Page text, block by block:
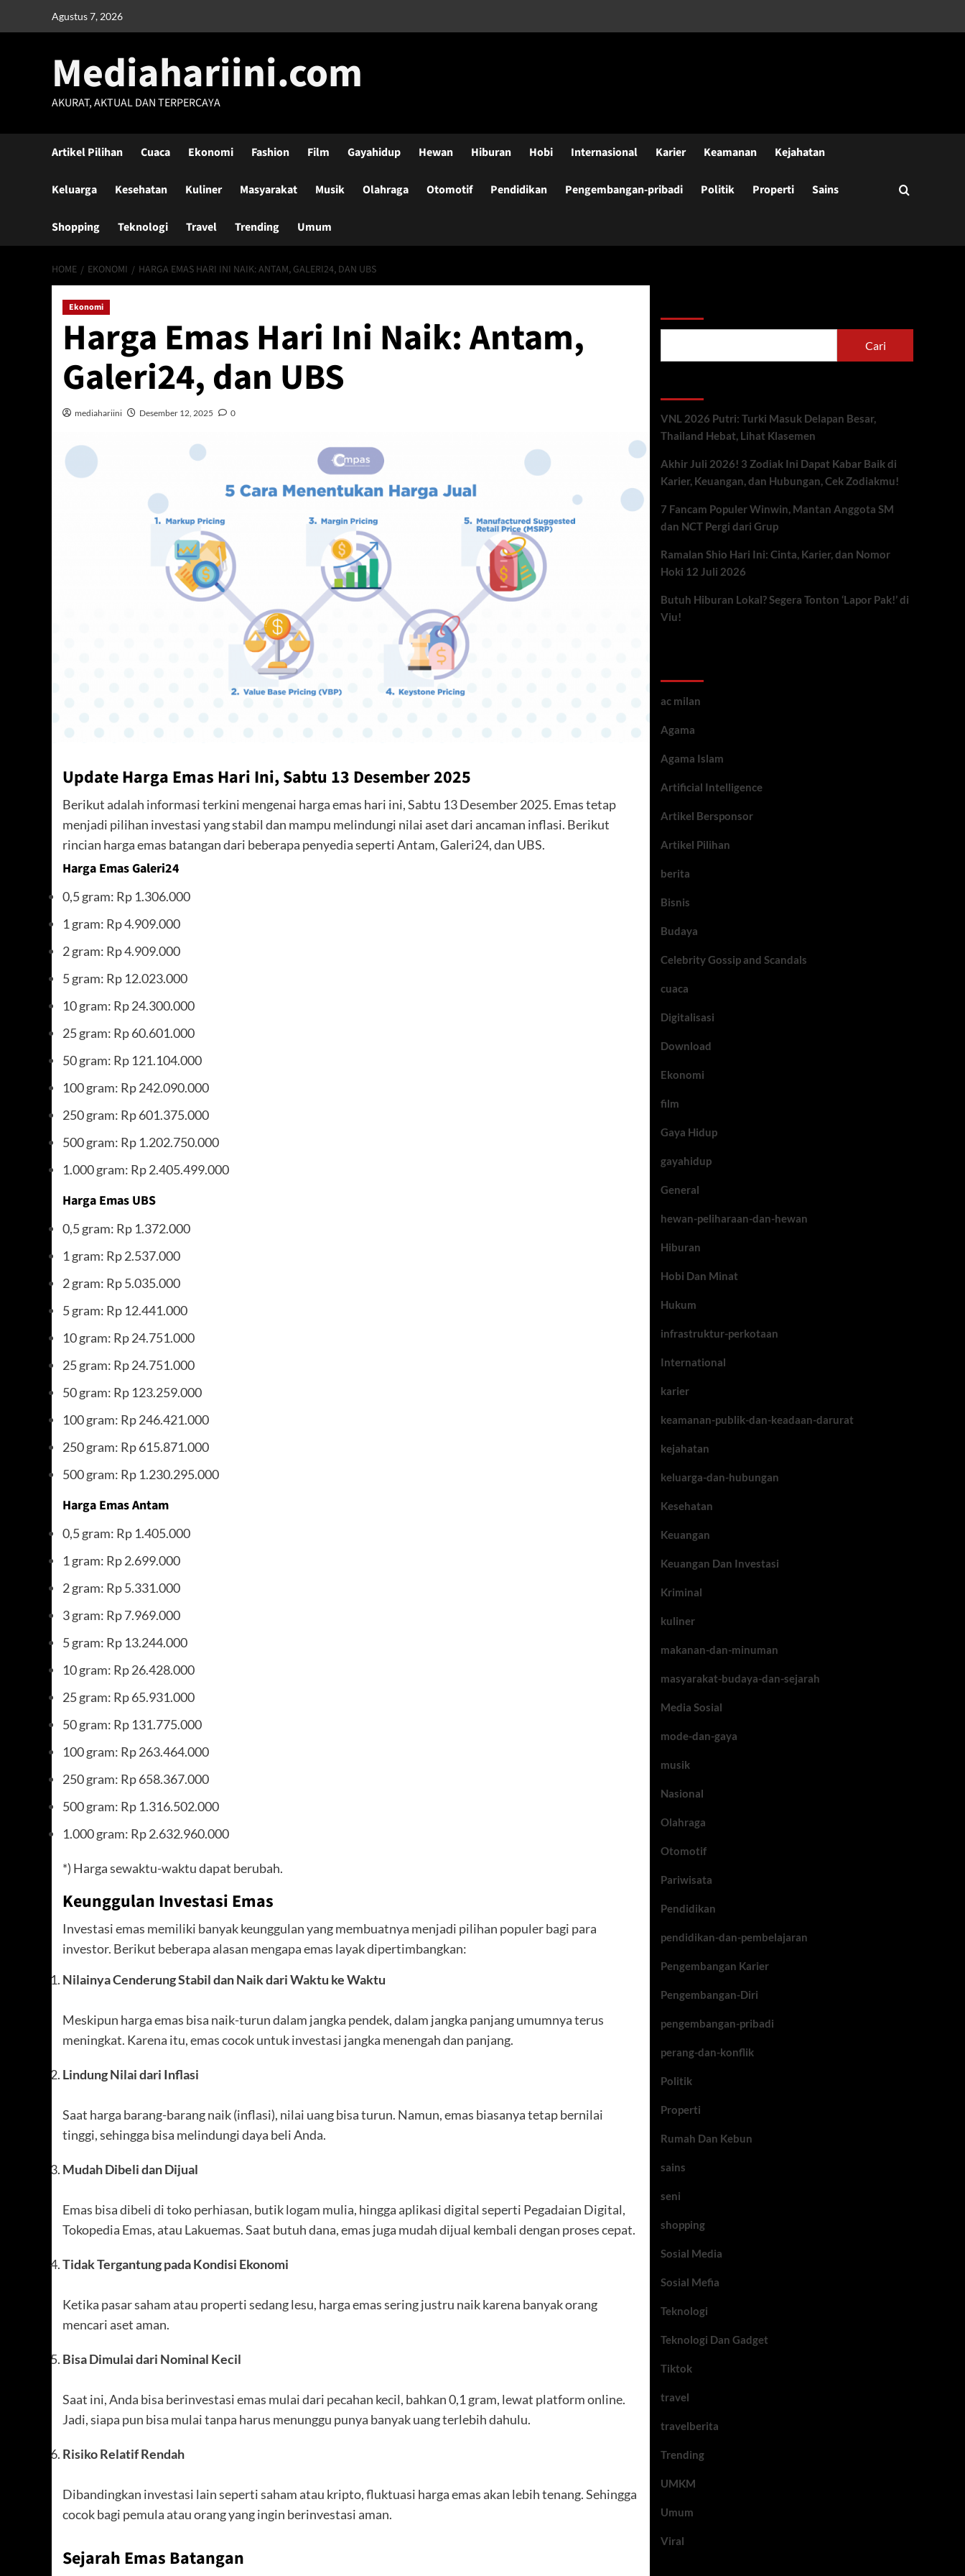
Agustus 7, 2026
Mediahariini.com
AKURAT, AKTUAL DAN TERPERCAYA
Artikel Pilihan Cuaca Ekonomi Fashion Film Gayahidup Hewan Hiburan Hobi Internasional Karier Keamanan Kejahatan
Keluarga Kesehatan Kuliner Masyarakat Musik Olahraga Otomotif Pendidikan Pengembangan-pribadi Politik Properti Sains
Shopping Teknologi Travel Trending Umum
HOME EKONOMI HARGA EMAS HARI INI NAIK: ANTAM, GALERI24, DAN UBS
Ekonomi
Harga Emas Hari Ini Naik: Antam,
Galeri24, dan UBS
mediahariini Desember 12, 2025 0
Update Harga Emas Hari Ini, Sabtu 13 Desember 2025
Berikut adalah informasi terkini mengenai harga emas hari ini, Sabtu 13 Desember 2025. Emas tetap
menjadi pilihan investasi yang stabil dan mampu melindungi nilai aset dari ancaman inflasi. Berikut
rincian harga emas batangan dari beberapa penyedia seperti Antam, Galeri24, dan UBS.
Harga Emas Galeri24
0,5 gram: Rp 1.306.000
1 gram: Rp 4.909.000
2 gram: Rp 4.909.000
5 gram: Rp 12.023.000
10 gram: Rp 24.300.000
25 gram: Rp 60.601.000
50 gram: Rp 121.104.000
100 gram: Rp 242.090.000
250 gram: Rp 601.375.000
500 gram: Rp 1.202.750.000
1.000 gram: Rp 2.405.499.000
Harga Emas UBS
0,5 gram: Rp 1.372.000
1 gram: Rp 2.537.000
2 gram: Rp 5.035.000
5 gram: Rp 12.441.000
10 gram: Rp 24.751.000
25 gram: Rp 24.751.000
50 gram: Rp 123.259.000
100 gram: Rp 246.421.000
250 gram: Rp 615.871.000
500 gram: Rp 1.230.295.000
Harga Emas Antam
0,5 gram: Rp 1.405.000
1 gram: Rp 2.699.000
2 gram: Rp 5.331.000
3 gram: Rp 7.969.000
5 gram: Rp 13.244.000
10 gram: Rp 26.428.000
25 gram: Rp 65.931.000
50 gram: Rp 131.775.000
100 gram: Rp 263.464.000
250 gram: Rp 658.367.000
500 gram: Rp 1.316.502.000
1.000 gram: Rp 2.632.960.000
*) Harga sewaktu-waktu dapat berubah.
Keunggulan Investasi Emas
Investasi emas memiliki banyak keunggulan yang membuatnya menjadi pilihan populer bagi para
investor. Berikut beberapa alasan mengapa emas layak dipertimbangkan:
Nilainya Cenderung Stabil dan Naik dari Waktu ke Waktu
Meskipun harga emas bisa naik-turun dalam jangka pendek, dalam jangka panjang umumnya terus
meningkat. Karena itu, emas cocok untuk investasi jangka menengah dan panjang.
Lindung Nilai dari Inflasi
Saat harga barang-barang naik (inflasi), nilai uang bisa turun. Namun, emas biasanya tetap bernilai
tinggi, sehingga bisa melindungi daya beli Anda.
Mudah Dibeli dan Dijual
Emas bisa dibeli di toko perhiasan, butik logam mulia, hingga aplikasi digital seperti Pegadaian Digital,
Tokopedia Emas, atau Lakuemas. Saat butuh dana, emas juga mudah dijual kembali dengan proses cepat.
Tidak Tergantung pada Kondisi Ekonomi
Ketika pasar saham atau properti sedang lesu, harga emas sering justru naik karena banyak orang
mencari aset aman.
Bisa Dimulai dari Nominal Kecil
Saat ini, Anda bisa berinvestasi emas mulai dari pecahan kecil, bahkan 0,1 gram, lewat platform online.
Jadi, siapa pun bisa mulai tanpa harus menunggu punya banyak uang terlebih dahulu.
Risiko Relatif Rendah
Dibandingkan investasi lain seperti saham atau kripto, fluktuasi harga emas akan lebih tenang. Sehingga
cocok bagi pemula atau orang yang ingin berinvestasi aman.
Sejarah Emas Batangan
Cari
VNL 2026 Putri: Turki Masuk Delapan Besar,
Thailand Hebat, Lihat Klasemen
Akhir Juli 2026! 3 Zodiak Ini Dapat Kabar Baik di
Karier, Keuangan, dan Hubungan, Cek Zodiakmu!
7 Fancam Populer Winwin, Mantan Anggota SM
dan NCT Pergi dari Grup
Ramalan Shio Hari Ini: Cinta, Karier, dan Nomor
Hoki 12 Juli 2026
Butuh Hiburan Lokal? Segera Tonton ‘Lapor Pak!’ di
Viu!
ac milan
Agama
Agama Islam
Artificial Intelligence
Artikel Bersponsor
Artikel Pilihan
berita
Bisnis
Budaya
Celebrity Gossip and Scandals
cuaca
Digitalisasi
Download
Ekonomi
film
Gaya Hidup
gayahidup
General
hewan-peliharaan-dan-hewan
Hiburan
Hobi Dan Minat
Hukum
infrastruktur-perkotaan
International
karier
keamanan-publik-dan-keadaan-darurat
kejahatan
keluarga-dan-hubungan
Kesehatan
Keuangan
Keuangan Dan Investasi
Kriminal
kuliner
makanan-dan-minuman
masyarakat-budaya-dan-sejarah
Media Sosial
mode-dan-gaya
musik
Nasional
Olahraga
Otomotif
Pariwisata
Pendidikan
pendidikan-dan-pembelajaran
Pengembangan Karier
Pengembangan-Diri
pengembangan-pribadi
perang-dan-konflik
Politik
Properti
Rumah Dan Kebun
sains
seni
shopping
Sosial Media
Sosial Mefia
Teknologi
Teknologi Dan Gadget
Tiktok
travel
travelberita
Trending
UMKM
Umum
Viral